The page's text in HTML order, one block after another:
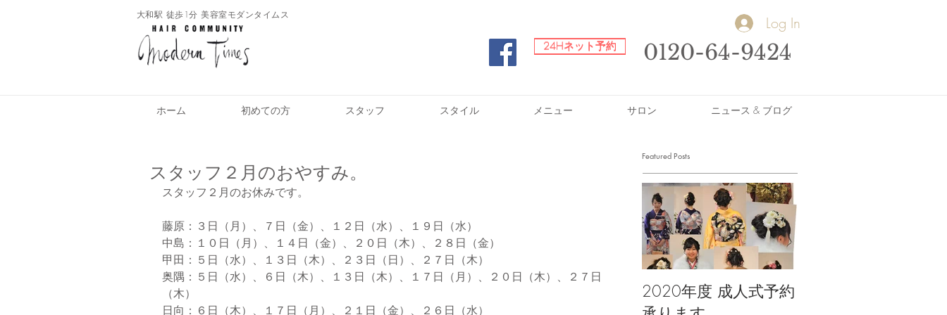
​大和駅 徒歩1分 美容室モダンタイムス Log In
24Hネット予約
24Hネット予約 0120-64-9424
ホーム 初めての方 スタッフ スタイル メニュー サロン ニュース & ブログ
スタッフ２月のおやすみ。
スタッフ２月のお休みです。
藤原：３日（月）、７日（金）、１２日（水）、１９日（水）
中島：１０日（月）、１４日（金）、２０日（木）、２８日（金）
甲田：５日（水）、１３日（木）、２３日（日）、２７日（木）
奥隅：５日（水）、６日（木）、１３日（木）、１７日（月）、２０日（木）、２７日
（木）
日向：６日（木）、１７日（月）、２１日（金）、２６日（水）
Featured Posts
2020年度 成人式予約